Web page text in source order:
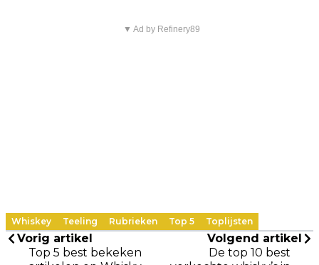
▼ Ad by Refinery89
Whiskey Teeling Rubrieken Top 5 Toplijsten
Vorig artikel
Top 5 best bekeken
Volgend artikel
De top 10 best